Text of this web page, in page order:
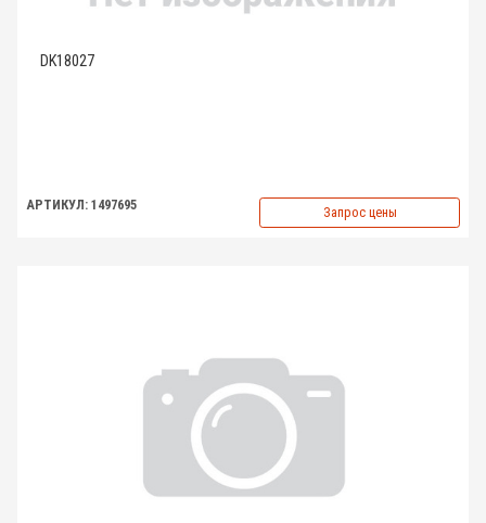
DK18027
АРТИКУЛ: 1497695 Запрос цены